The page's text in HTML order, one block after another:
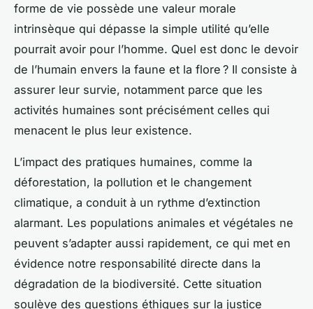
forme de vie possède une valeur morale
intrinsèque qui dépasse la simple utilité qu’elle
pourrait avoir pour l’homme. Quel est donc le devoir
de l’humain envers la faune et la flore ? Il consiste à
assurer leur survie, notamment parce que les
activités humaines sont précisément celles qui
menacent le plus leur existence.
L’impact des pratiques humaines, comme la
déforestation, la pollution et le changement
climatique, a conduit à un rythme d’extinction
alarmant. Les populations animales et végétales ne
peuvent s’adapter aussi rapidement, ce qui met en
évidence notre responsabilité directe dans la
dégradation de la biodiversité. Cette situation
soulève des questions éthiques sur la justice